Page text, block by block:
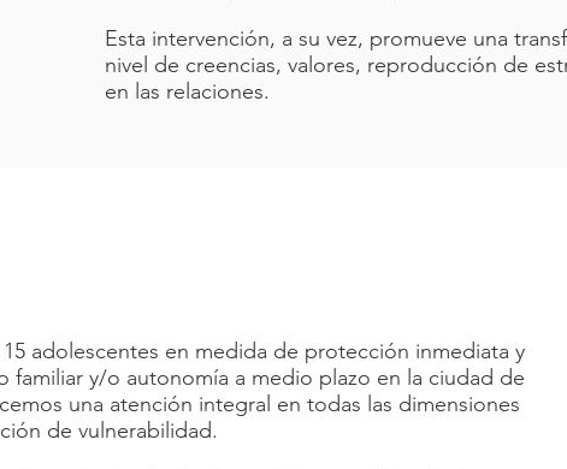
Esta intervención, a su vez, promueve una
nivel de creencias, valores, reproducción de
en las relaciones.
adolescentes en medida de protección inmediata y
familiar y/o autonomía a medio plazo en la ciudad de
una atención integral en todas las dimensiones
de vulnerabilidad.